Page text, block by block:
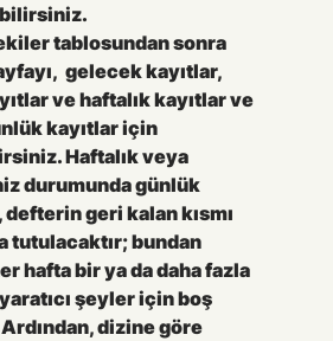
tablosundan sonra
gelecek kayıtlar,
ve haftalık kayıtlar ve
kayıtlar için
Haftalık veya
durumunda günlük
defterin geri kalan kısmı
tutulacaktır; bundan
hafta bir ya da daha fazla
şeyler için boş
Ardından, dizine göre